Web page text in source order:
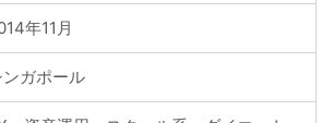
年11月
ンガポール